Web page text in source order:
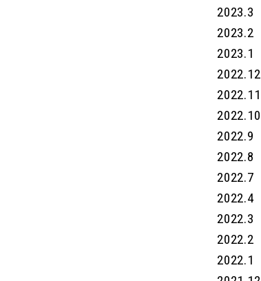
2023.3
2023.2
2023.1
2022.12
2022.11
2022.10
2022.9
2022.8
2022.7
2022.4
2022.3
2022.2
2022.1